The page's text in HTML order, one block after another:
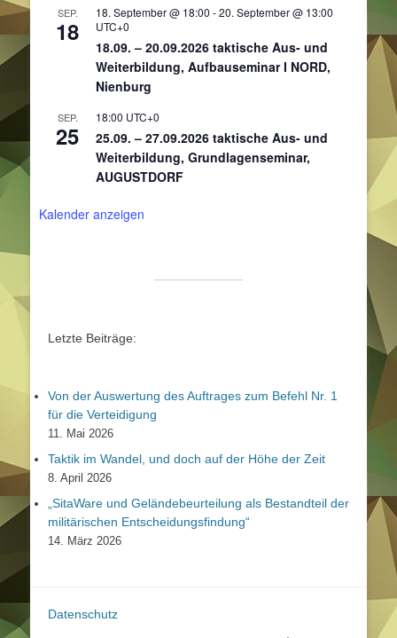
SEP.
18
18. September @ 18:00 -20. September @ 13:00
UTC+0
18.09. – 20.09.2026 taktische Aus- und
Weiterbildung, Aufbauseminar I NORD,
Nienburg
SEP.
25
18:00 UTC+0
25.09. – 27.09.2026 taktische Aus- und
Weiterbildung, Grundlagenseminar,
AUGUSTDORF
Kalender anzeigen
Letzte Beiträge:
Von der Auswertung des Auftrages zum Befehl Nr. 1
für die Verteidigung
11. Mai 2026
Taktik im Wandel, und doch auf der Höhe der Zeit
8. April 2026
„SitaWare und Geländebeurteilung als Bestandteil der
militärischen Entscheidungsfindung“
14. März 2026
Datenschutz